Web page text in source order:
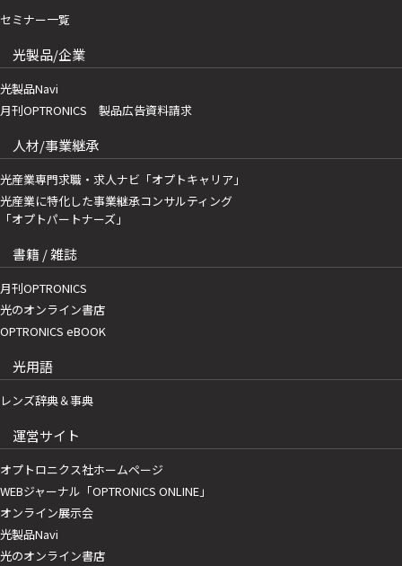
セミナー一覧
光製品/企業
光製品Navi
月刊OPTRONICS 製品広告資料請求
人材/事業継承
光産業専門求職・求人ナビ「オプトキャリア」
光産業に特化した事業継承コンサルティング
「オプトパートナーズ」
書籍 / 雑誌
月刊OPTRONICS
光のオンライン書店
OPTRONICS eBOOK
光用語
レンズ辞典＆事典
運営サイト
オプトロニクス社ホームページ
WEBジャーナル「OPTRONICS ONLINE」
オンライン展示会
光製品Navi
光のオンライン書店